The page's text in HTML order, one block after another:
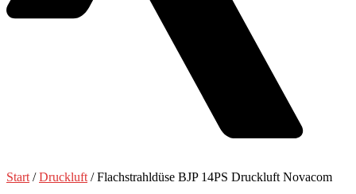
Start /Druckluft / Flachstrahldüse BJP 14PS Druckluft Novacom